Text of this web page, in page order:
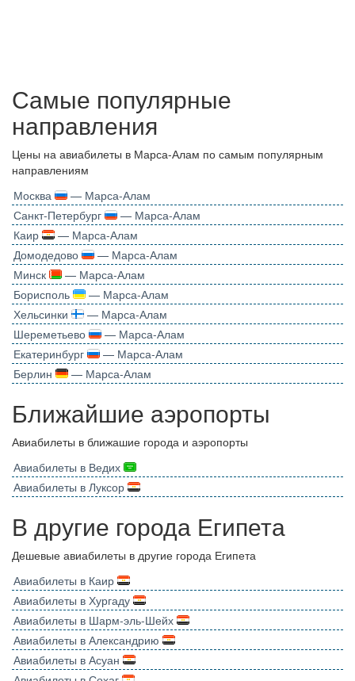
Самые популярные
направления
Цены на авиабилеты в Марса-Алам по самым популярным
направлениям
Москва
— Марса-Алам
Санкт-Петербург
— Марса-Алам
Каир
— Марса-Алам
Домодедово
— Марса-Алам
Минск
— Марса-Алам
Борисполь
— Марса-Алам
Хельсинки
— Марса-Алам
Шереметьево
— Марса-Алам
Екатеринбург
— Марса-Алам
Берлин
— Марса-Алам
Ближайшие аэропорты
Авиабилеты в ближашие города и аэропорты
Авиабилеты в Ведих
Авиабилеты в Луксор
В другие города Египета
Дешевые авиабилеты в другие города Египета
Авиабилеты в Каир
Авиабилеты в Хургаду
Авиабилеты в Шарм-эль-Шейх
Авиабилеты в Александрию
Авиабилеты в Асуан